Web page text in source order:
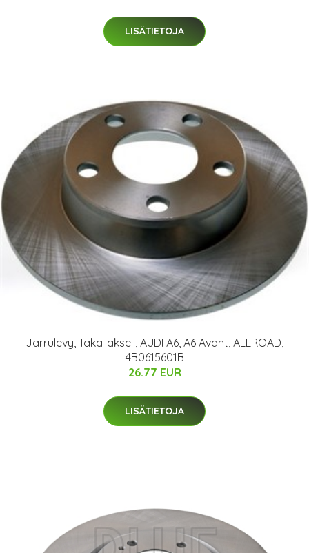
LISÄTIETOJA
Jarrulevy, Taka-akseli, AUDI A6, A6 Avant, ALLROAD,
4B0615601B
26.77 EUR
LISÄTIETOJA